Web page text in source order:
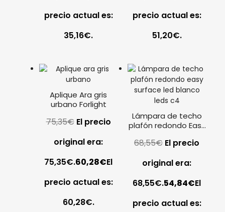
precio actual es:
35,16€.
precio actual es:
51,20€.
Aplique Ara gris
urbano Forlight
75,35€ El precio
original era:
75,35€.60,28€El
precio actual es:
60,28€.
Lámpara de techo
plafón redondo Easy
Leds C4
68,55€ El precio
original era:
68,55€.54,84€El
precio actual es: